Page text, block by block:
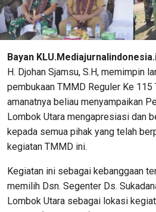
Bayan
H. Djohan Sjamsu, S.H, memimpin
pembukaan TMMD Reguler Ke 115
amanatnya beliau menyampaikan
Lombok Utara mengapresiasi dan
kepada semua pihak yang telah
kegiatan TMMD ini.
Kegiatan ini sebagai kebanggaan
memilih Dsn. Segenter Ds.
Lombok Utara sebagai lokasi